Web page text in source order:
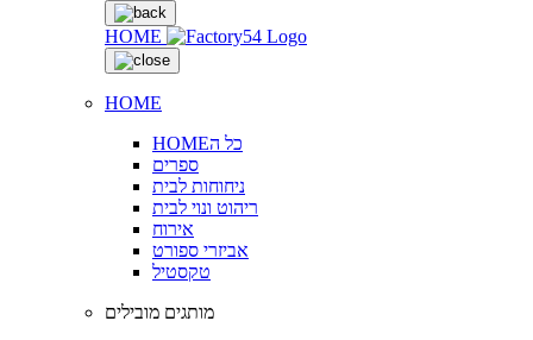
HOME
HOME
HOMEכל ה
ספרים
ניחוחות לבית
ריהוט ונוי לבית
אירוח
אביזרי ספורט
טקסטיל
מותגים מובילים